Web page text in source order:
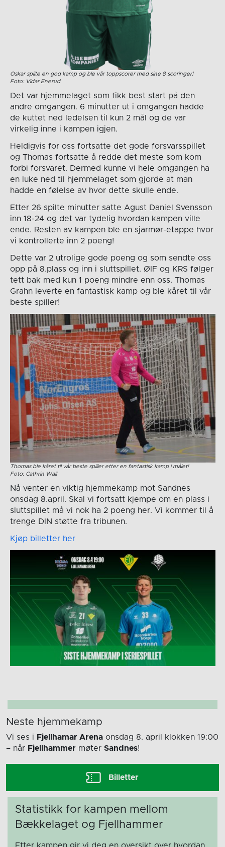
Oskar spilte en god kamp og ble vår toppscorer med sine 8 scoringer!
Foto: Vidar Enerud
Det var hjemmelaget som fikk best start på den
andre omgangen. 6 minutter ut i omgangen hadde
de kuttet ned ledelsen til kun 2 mål og de var
virkelig inne i kampen igjen.
Heldigvis for oss fortsatte det gode forsvarsspillet
og Thomas fortsatte å redde det meste som kom
forbi forsvaret. Dermed kunne vi hele omgangen ha
en luke ned til hjemmelaget som gjorde at man
hadde en følelse av hvor dette skulle ende.
Etter 26 spilte minutter satte Agust Daniel Svensson
inn 18-24 og det var tydelig hvordan kampen ville
ende. Resten av kampen ble en sjarmør-etappe hvor
vi kontrollerte inn 2 poeng!
Dette var 2 utrolige gode poeng og som sendte oss
opp på 8.plass og inn i sluttspillet. ØIF og KRS følger
tett bak med kun 1 poeng mindre enn oss. Thomas
Grahn leverte en fantastisk kamp og ble kåret til vår
beste spiller!
Thomas ble kåret til vår beste spiller etter en fantastisk kamp i målet!
Foto: Cathrin Wall
Nå venter en viktig hjemmekamp mot Sandnes
onsdag 8.april. Skal vi fortsatt kjempe om en plass i
sluttspillet må vi nok ha 2 poeng her. Vi kommer til å
trenge DIN støtte fra tribunen.
Kjøp billetter her
Neste hjemmekamp
Vi ses i Fjellhamar Arena onsdag 8. april
klokken 19:00
– når Fjellhammer møter Sandnes!
Billetter
Statistikk for kampen mellom
Bækkelaget og Fjellhammer
Etter kampen gir vi deg en oversikt over hvordan